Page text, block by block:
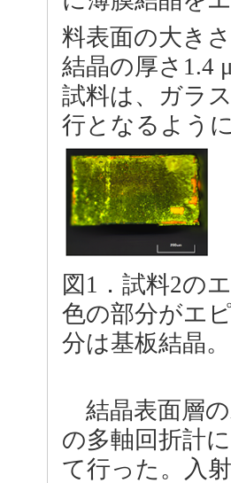
料表面の大き
結晶の厚さ1.4
試料は、ガラ
行となるよう
図1．試料2の
色の部分がエ
分は基板結晶。
結晶表面層の
の多軸回折計
て行った。入